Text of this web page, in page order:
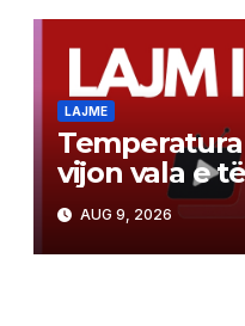
LAJME
Temperatura
vijon vala e
AUG 9, 2026